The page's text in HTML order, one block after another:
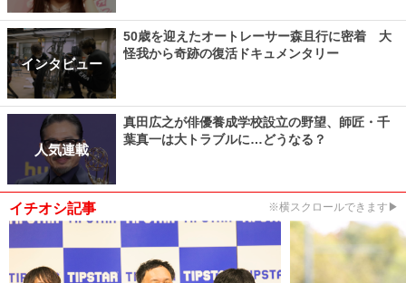
インタビュー
50歳を迎えたオートレーサー森且行に密着 大
怪我から奇跡の復活ドキュメンタリー
人気連載
真田広之が俳優養成学校設立の野望、師匠・千
葉真一は大トラブルに…どうなる？
イチオシ記事 ※横スクロールできます▶